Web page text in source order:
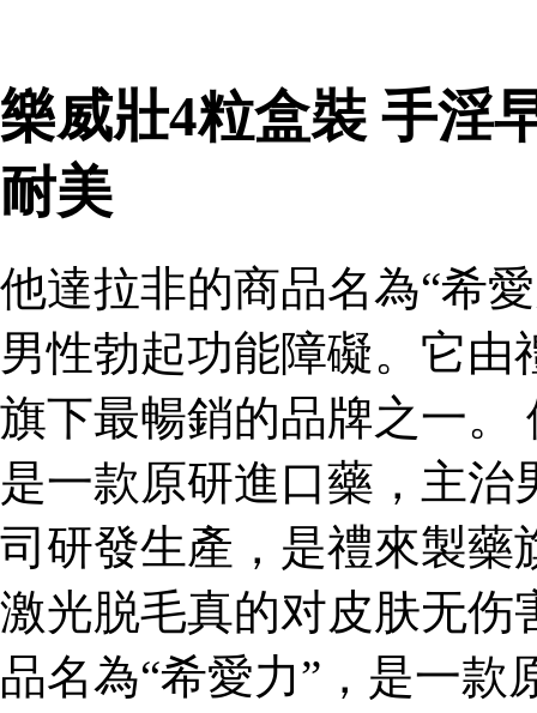
樂威壯4粒盒裝 手淫
耐美
他達拉非的商品名為“希
男性勃起功能障礙。它
旗下最暢銷的品牌之一。
是一款原研進口藥，主
司研發生產，是禮來製藥
激光脱毛真的对皮肤无伤
品名為“希愛力”，是一